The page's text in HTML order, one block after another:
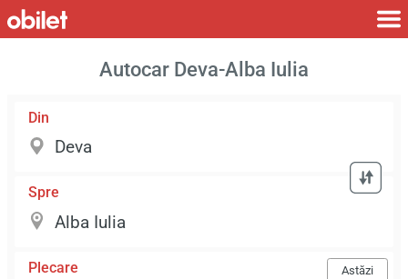
Autocar Deva-Alba Iulia
Din
Spre
Plecare Astăzi